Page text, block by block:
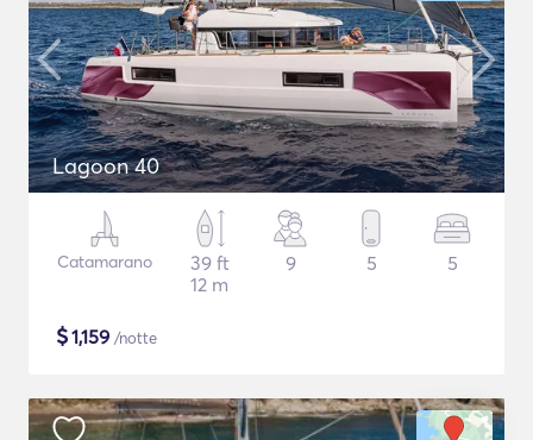
Lagoon 40
Catamarano
39 ft
12 m
9 5 5
$1,159 /notte